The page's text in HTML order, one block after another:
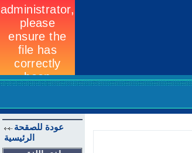
عودة للصقحة
الرئيسية